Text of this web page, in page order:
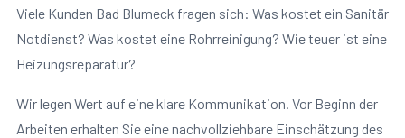
Viele Kunden Bad Blumeck fragen sich: Was kostet ein Sanitär
Notdienst? Was kostet eine Rohrreinigung? Wie teuer ist eine
Heizungsreparatur?
Wir legen Wert auf eine klare Kommunikation. Vor Beginn der
Arbeiten erhalten Sie eine nachvollziehbare Einschätzung des